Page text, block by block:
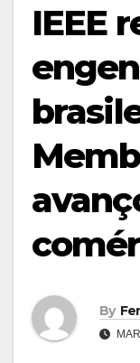
IEEE
By